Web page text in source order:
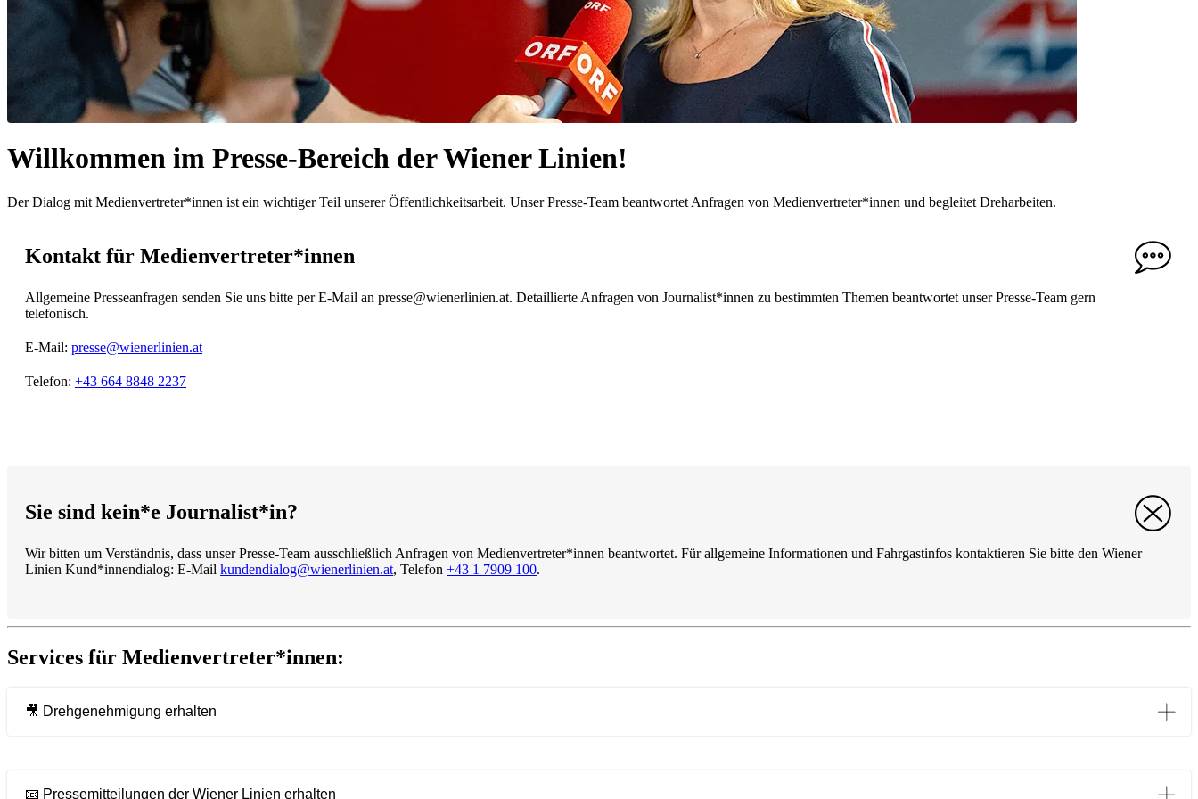
Willkommen im Presse-Bereich der Wiener Linien!
Der Dialog mit Medienvertreter*innen ist ein wichtiger Teil unserer Öffentlichkeitsarbeit. Unser Presse-Team beantwortet Anfragen von Medienvertreter*innen und begleitet Dreharbeiten.
Kontakt für Medienvertreter*innen
Allgemeine Presseanfragen senden Sie uns bitte per E-Mail an presse@wienerlinien.at. Detaillierte Anfragen von Journalist*innen zu bestimmten Themen beantwortet unser Presse-Team gern
telefonisch.
E-Mail: presse@wienerlinien.at
Telefon: +43 664 8848 2237
Sie sind kein*e Journalist*in?
Wir bitten um Verständnis, dass unser Presse-Team ausschließlich Anfragen von Medienvertreter*innen beantwortet. Für allgemeine Informationen und Fahrgastinfos kontaktieren Sie bitte den Wiener
Linien Kund*innendialog: E-Mail kundendialog@wienerlinien.at, Telefon +43 1 7909 100.
Services für Medienvertreter*innen:
🎥 Drehgenehmigung erhalten
📧 Pressemitteilungen der Wiener Linien erhalten